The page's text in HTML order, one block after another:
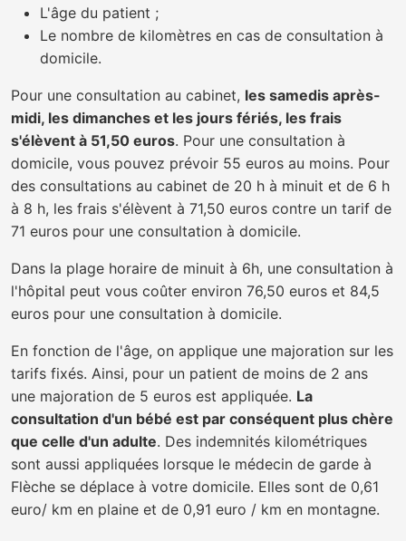
L'âge du patient ;
Le nombre de kilomètres en cas de consultation à
domicile.
Pour une consultation au cabinet, les samedis après-
midi, les dimanches et les jours fériés, les frais
s'élèvent à 51,50 euros. Pour une consultation à
domicile, vous pouvez prévoir 55 euros au moins. Pour
des consultations au cabinet de 20 h à minuit et de 6 h
à 8 h, les frais s'élèvent à 71,50 euros contre un tarif de
71 euros pour une consultation à domicile.
Dans la plage horaire de minuit à 6h, une consultation à
l'hôpital peut vous coûter environ 76,50 euros et 84,5
euros pour une consultation à domicile.
En fonction de l'âge, on applique une majoration sur les
tarifs fixés. Ainsi, pour un patient de moins de 2 ans
une majoration de 5 euros est appliquée. La
consultation d'un bébé est par conséquent plus chère
que celle d'un adulte. Des indemnités kilométriques
sont aussi appliquées lorsque le médecin de garde à
Flèche se déplace à votre domicile. Elles sont de 0,61
euro/ km en plaine et de 0,91 euro / km en montagne.